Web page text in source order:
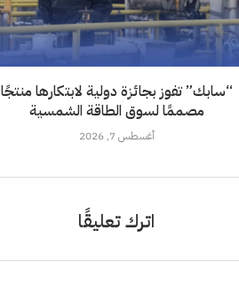
“سابك” تفوز بجائزة دولية لابتكارها منتجًا
مصممًا لسوق الطاقة الشمسية
أغسطس 7, 2026
اترك تعليقًا